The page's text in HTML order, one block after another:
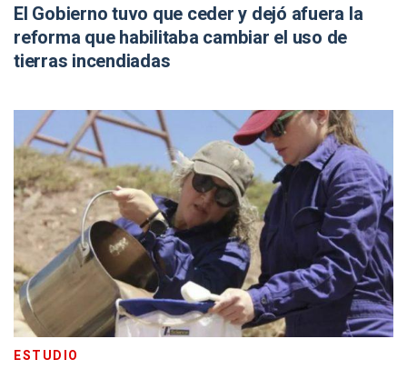
El Gobierno tuvo que ceder y dejó afuera la
reforma que habilitaba cambiar el uso de
tierras incendiadas
ESTUDIO